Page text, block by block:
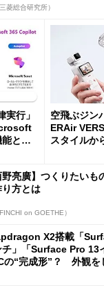
菱総合研究所）
実行」
とエ
空飛ぶジン
ERAir
スタイルか
野亮廣】つくりたい
り方とは
on GOETHE）
X2搭載「
チ」「Surface Pro
の“完成形”？ 外観を